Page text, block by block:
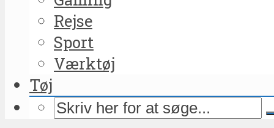
Rejse
Sport
Værktøj
Tøj